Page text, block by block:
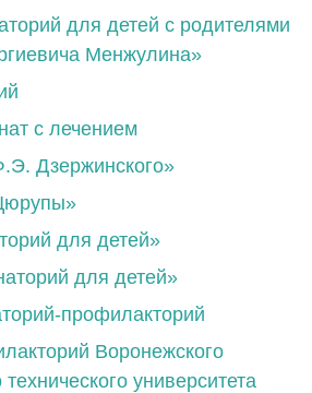
для детей с родителями
Менжулина»
с лечением
Дзержинского»
для детей»
для детей»
профилакторий
Воронежского
технического университета